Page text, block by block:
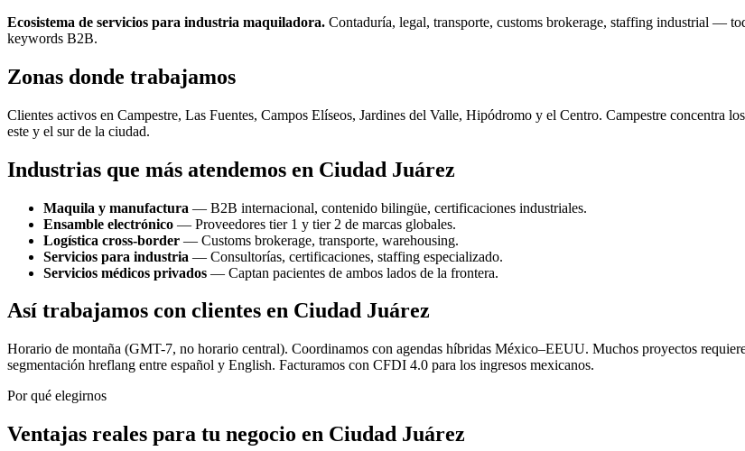
Ecosistema de servicios para industria maquiladora. Contaduría, legal, transporte, customs brokerage, staffing industrial —
keywords B2B.
Zonas donde trabajamos
Clientes activos en Campestre, Las Fuentes, Campos Elíseos, Jardines del Valle, Hipódromo y el Centro. Campestre concentra
este y el sur de la ciudad.
Industrias que más atendemos en Ciudad Juárez
Maquila y manufactura — B2B internacional, contenido bilingüe, certificaciones industriales.
Ensamble electrónico — Proveedores tier 1 y tier 2 de marcas globales.
Logística cross-border — Customs brokerage, transporte, warehousing.
Servicios para industria — Consultorías, certificaciones, staffing especializado.
Servicios médicos privados — Captan pacientes de ambos lados de la frontera.
Así trabajamos con clientes en Ciudad Juárez
Horario de montaña (GMT-7, no horario central). Coordinamos con agendas híbridas México–EEUU. Muchos proyectos
segmentación hreflang entre español y English. Facturamos con CFDI 4.0 para los ingresos mexicanos.
Por qué elegirnos
Ventajas reales para tu negocio en Ciudad Juárez